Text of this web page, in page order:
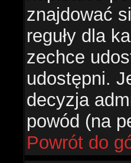
znajdować
reguły dla
zechce
udostępni.
decyzja
powód (na
Powrót do